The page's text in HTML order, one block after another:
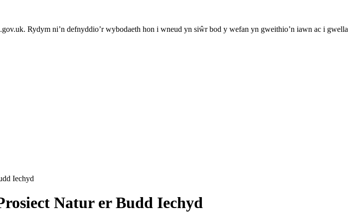
Rydym ni’n defnyddio’r wybodaeth hon i wneud yn siŵr bod y wefan yn gweithio’n iawn ac i gwella
Iechyd
Natur er Budd Iechyd